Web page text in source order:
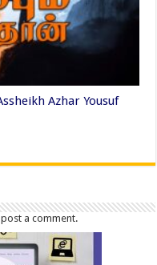
Azhar Yousuf
a comment.